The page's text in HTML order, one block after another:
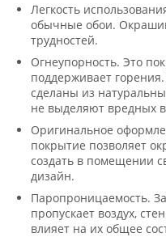
Легкость
обычные обои.
трудностей.
Огнеупорность. Это
поддерживает
сделаны из
не выделяют вредных
Оригинальное
покрытие позволяет
создать в помещении
дизайн.
Паропроницаемость.
пропускает воздух,
влияет на их общее